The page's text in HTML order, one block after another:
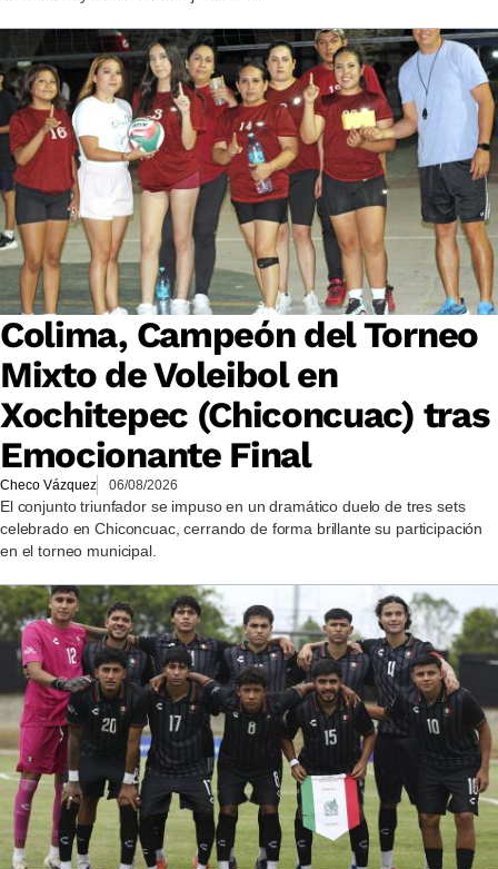
Colima, Campeón del Torneo
Mixto de Voleibol en
Xochitepec (Chiconcuac) tras
Emocionante Final
Checo Vázquez 06/08/2026
El conjunto triunfador se impuso en un dramático duelo de tres sets
celebrado en Chiconcuac, cerrando de forma brillante su participación
en el torneo municipal.